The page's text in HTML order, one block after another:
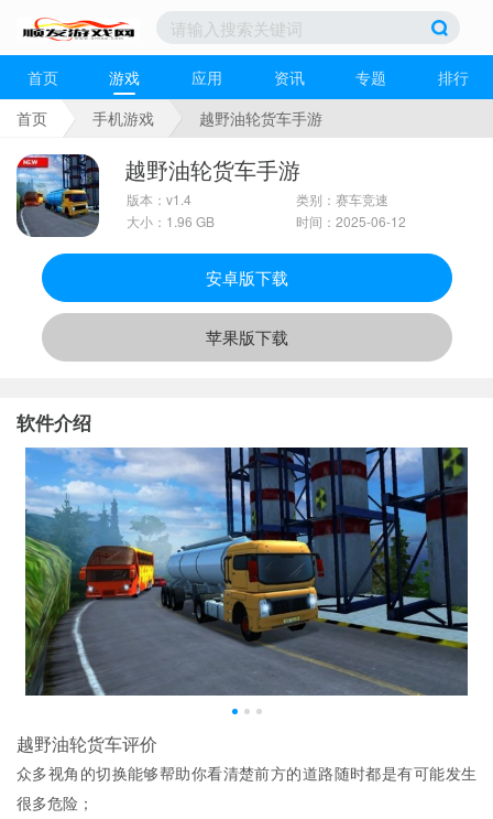
首页 游戏 应用 资讯 专题
排行
首页
手机游戏 越野油轮货车手游
越野油轮货车手游
版本：v1.4
大小：1.96 GB
类别：赛车竞速
时间：2025-06-12
安卓版下载
苹果版下载
软件介绍
越野油轮货车评价
众多视角的切换能够帮助你看清楚前方的道路随时都是有可能发生
很多危险；